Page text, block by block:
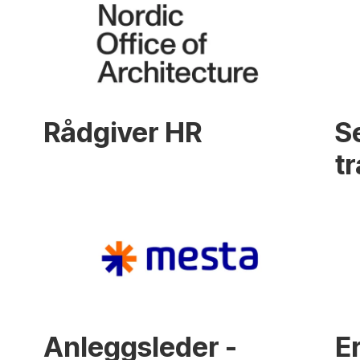
Rådgiver HR
Anleggsleder -